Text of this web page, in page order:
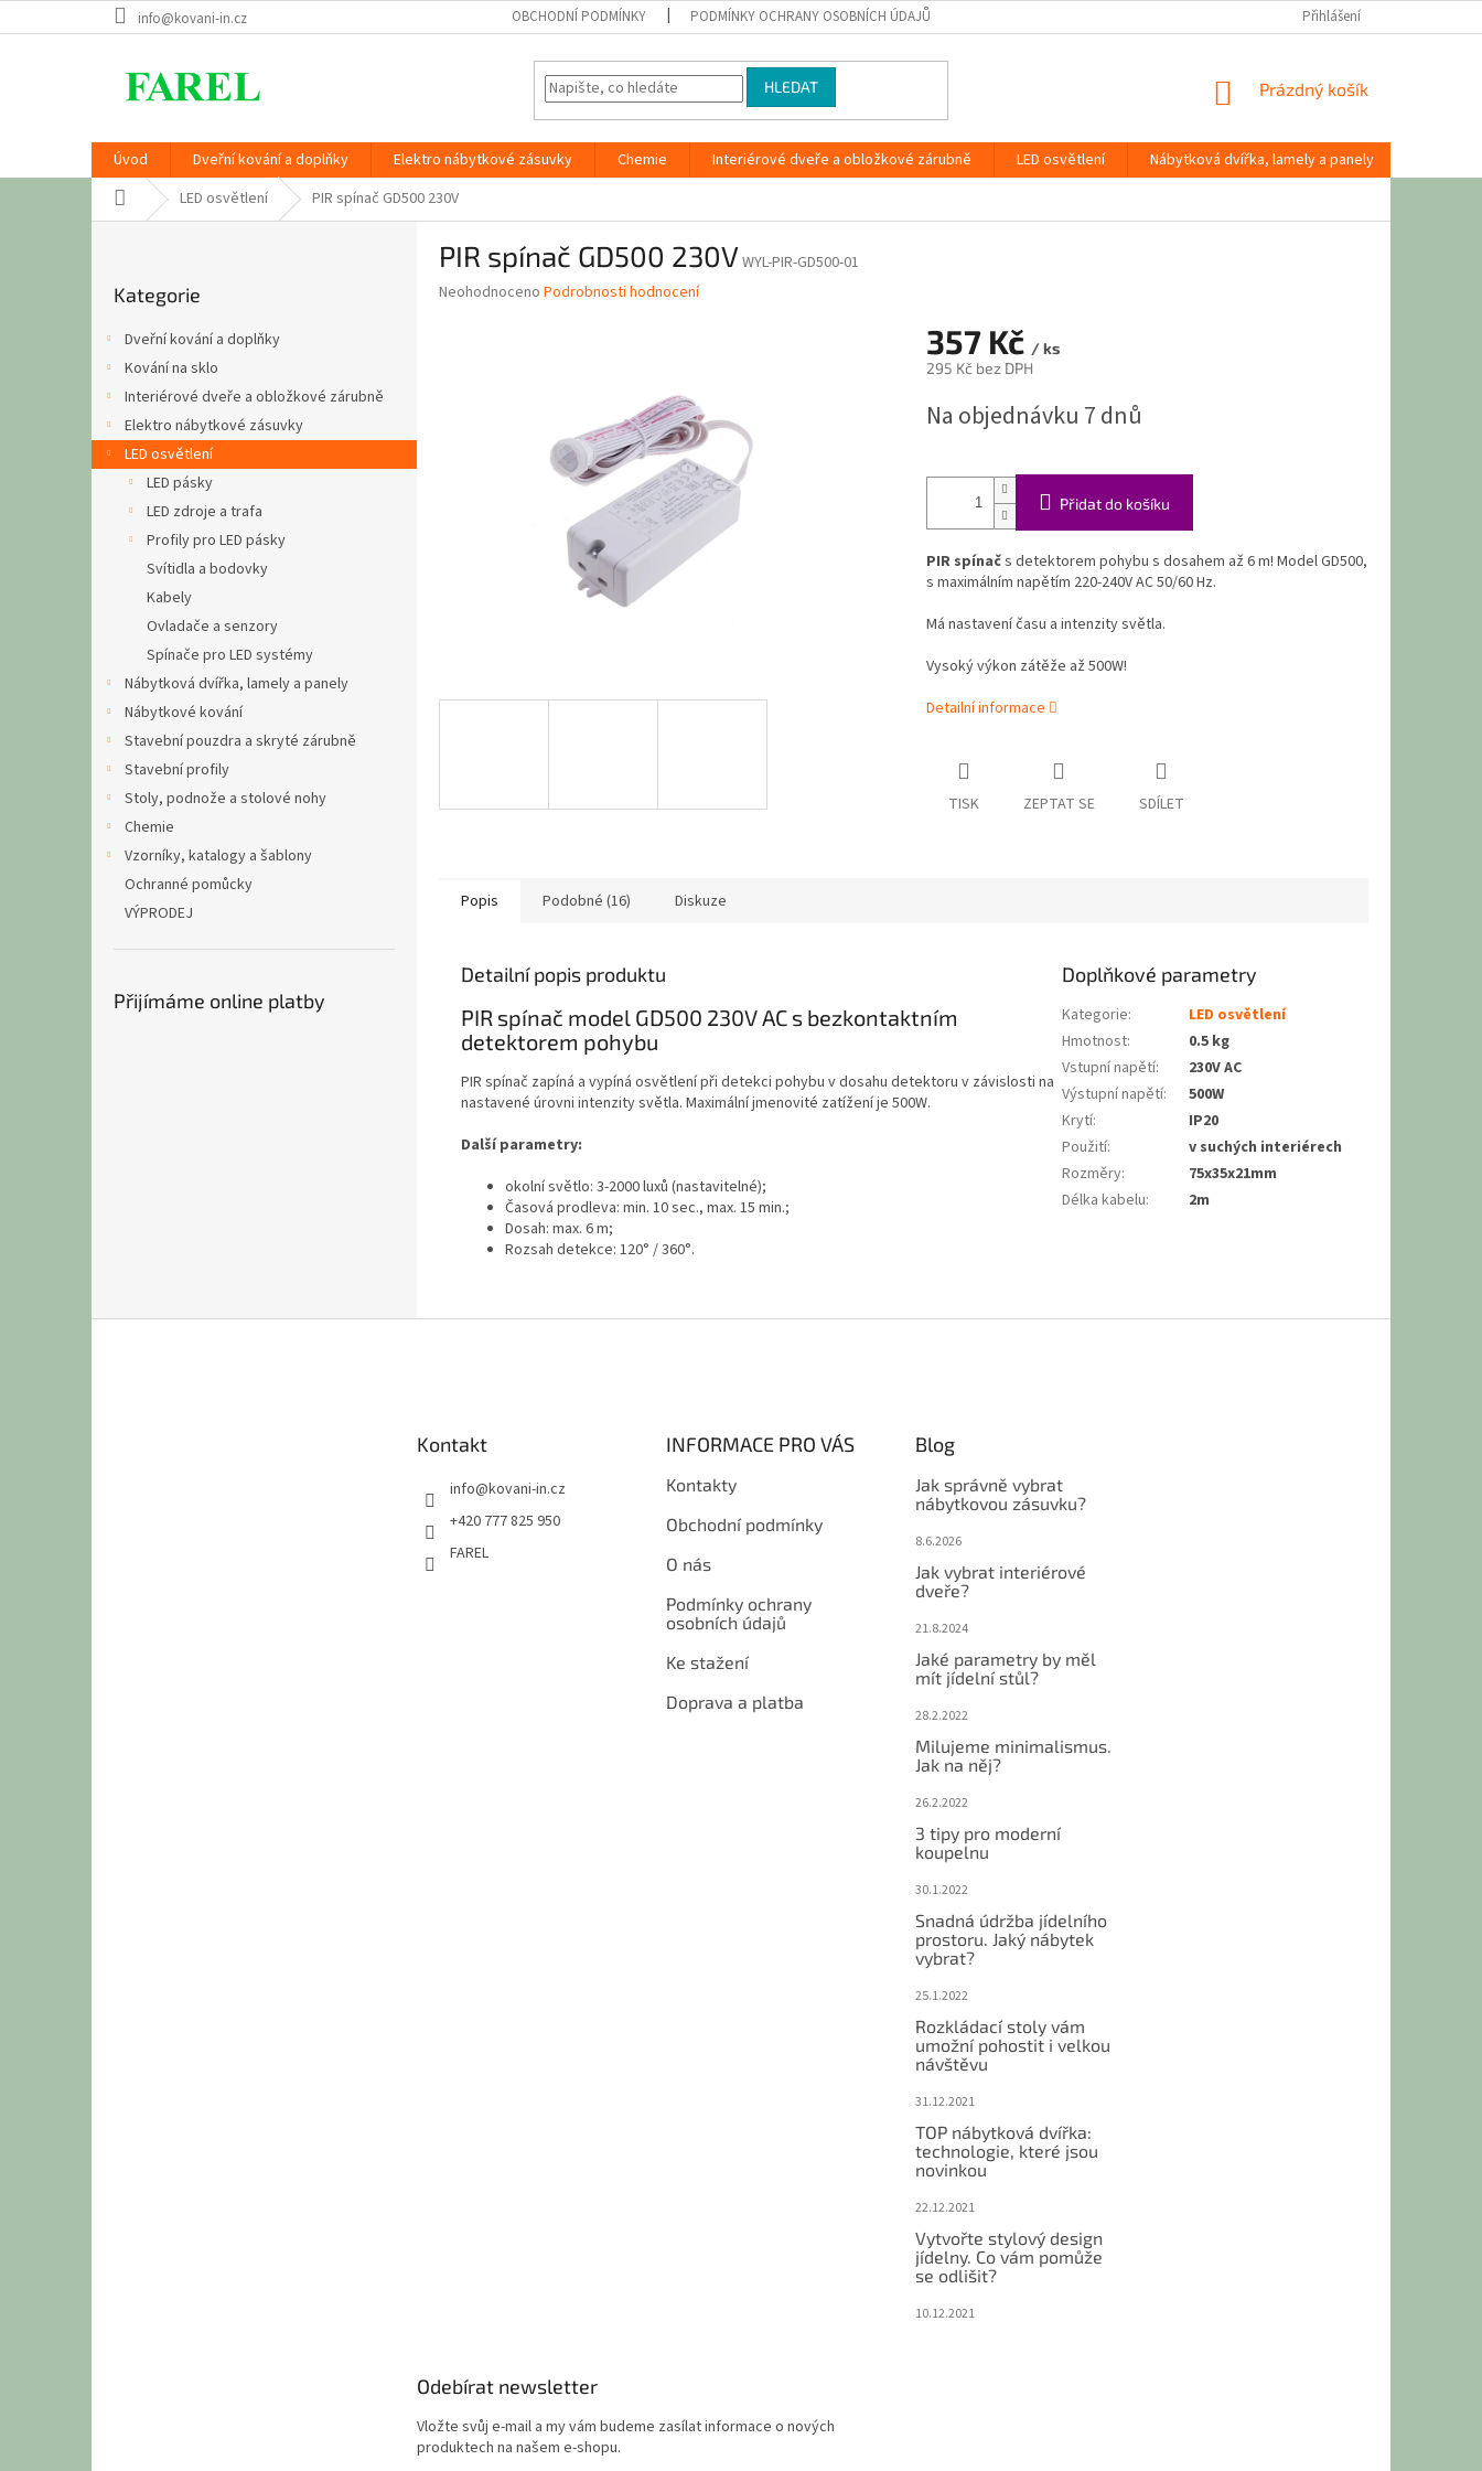
na
info@kovani-in.cz OBCHODNÍ PODMÍNKY PODMÍNKY OCHRANY OSOBNÍCH ÚDAJŮ Přihlášení
HLEDAT
NÁKUPNÍ
Prázdný košík
Úvod Dveřní kování a doplňky Elektro nábytkové zásuvky Chemie Interiérové dveře a obložkové zárubně LED osvětlení Nábytková dvířka, lamely a panely
Domů LED osvětlení PIR spínač GD500 230V
a
kategorie
Kategorie
Dveřní kování a doplňky
Kování na sklo
Interiérové dveře a obložkové zárubně
Elektro nábytkové zásuvky
LED osvětlení
LED pásky
LED zdroje a trafa
Profily pro LED pásky
Svítidla a bodovky
Kabely
Ovladače a senzory
Spínače pro LED systémy
Nábytková dvířka, lamely a panely
Nábytkové kování
Stavební pouzdra a skryté zárubně
Stavební profily
Stoly, podnože a stolové nohy
Chemie
Vzorníky, katalogy a šablony
Ochranné pomůcky
VÝPRODEJ
Přijímáme online platby
PIR spínač GD500 230VWYL-PIR-GD500-01
Průměrné
Neohodnoceno Podrobnosti hodnocení
357 Kč / ks
295 Kč bez DPH
cena:
Na objednávku 7 dnů
Přidat do košíku
PIR spínačs detektorem pohybu s dosahem až 6 m! Model GD500,
s maximálním napětím 220-240V AC 50/60 Hz.
Má nastavení času a intenzity světla.
Vysoký výkon zátěže až 500W!
Detailní informace
TISK ZEPTAT SE SDÍLET
Popis Podobné (16) Diskuze
Detailní popis produktu
PIR spínač model GD500 230V AC s bezkontaktním
detektorem pohybu
PIR spínač zapíná a vypíná osvětlení při detekci pohybu v dosahu detektoru v závislosti na
nastavené úrovni intenzity světla. Maximální jmenovité zatížení je 500W.
Další parametry:
okolní světlo: 3-2000 luxů (nastavitelné);
Časová prodleva: min. 10 sec., max. 15 min.;
Dosah: max. 6 m;
Rozsah detekce: 120° / 360°.
Doplňkové parametry
Kategorie:
LED osvětlení
Hmotnost:
0.5 kg
Vstupní napětí:
230V AC
Výstupní napětí:
500W
Krytí:
IP20
Použití:
v suchých interiérech
Rozměry:
75x35x21mm
Délka kabelu: 2m
Kontakt
info@kovani-in.cz
+420 777 825 950
FAREL
INFORMACE PRO VÁS
Kontakty
Obchodní podmínky
O nás
Podmínky ochrany
osobních údajů
Ke stažení
Doprava a platba
Blog
Jak správně vybrat
nábytkovou zásuvku?
8.6.2026
Jak vybrat interiérové
dveře?
21.8.2024
Jaké parametry by měl
mít jídelní stůl?
28.2.2022
Milujeme minimalismus.
Jak na něj?
26.2.2022
3 tipy pro moderní
koupelnu
30.1.2022
Snadná údržba jídelního
prostoru. Jaký nábytek
vybrat?
25.1.2022
Rozkládací stoly vám
umožní pohostit i velkou
návštěvu
31.12.2021
TOP nábytková dvířka:
technologie, které jsou
novinkou
22.12.2021
Vytvořte stylový design
jídelny. Co vám pomůže
se odlišit?
10.12.2021
Odebírat newsletter
Vložte svůj e-mail a my vám budeme zasílat informace o nových
produktech na našem e-shopu.